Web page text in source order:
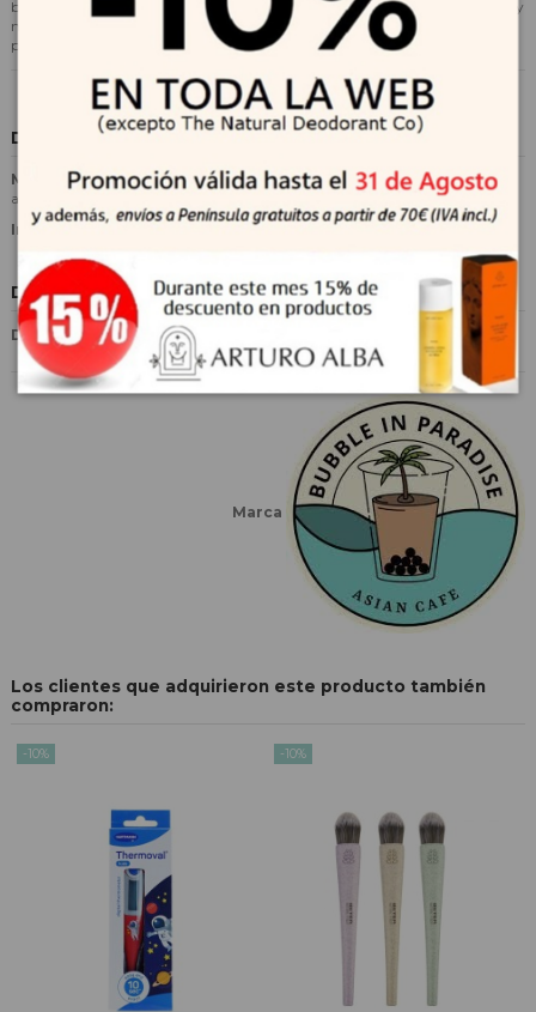
burbujeante. ¡La refrescante combinación de jugosos extractos de mango y
mandarina lo convierte en una experiencia energizante! Además, está
perfumado con el nuevo y exclusivo aroma exótico CALL OF FRUITY.
Descripción
Modo de empleo: masajear sobre la piel mojada hasta hacer espuma y
aclarar.
Indicado para
Detalles del producto
Dermofarmacia Corporal
Geles, Jabones, Sales de baño y
Esponjas
Marca
Los clientes que adquirieron este producto también
compraron:
-10% -10%